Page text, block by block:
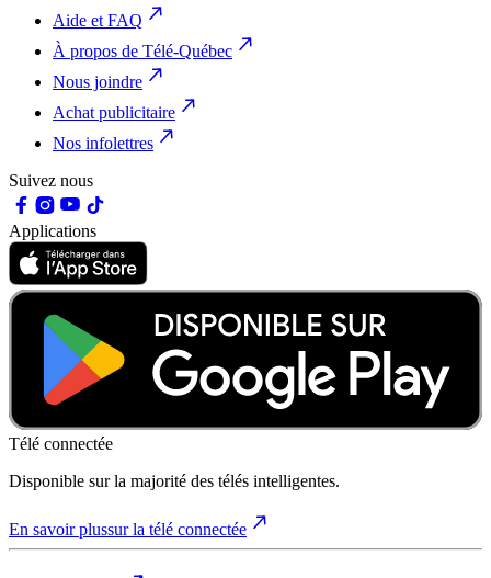
Aide et FAQ
À propos de Télé-Québec
Nous joindre
Achat publicitaire
Nos infolettres
Suivez nous
Applications
Télé connectée
Disponible sur la majorité des télés intelligentes.
En savoir plussur la télé connectée